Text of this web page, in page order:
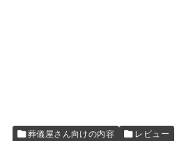
葬儀屋さん向けの内容 レビュー